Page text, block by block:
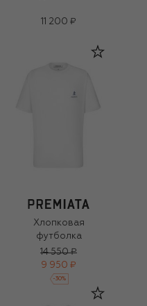
11 200 ₽
Хлопковая
футболка
14 550 ₽
9 950 ₽
-30%